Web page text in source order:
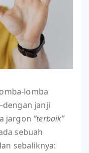
lomba
janji
jargon “terbaik”
sebuah
sebaliknya: